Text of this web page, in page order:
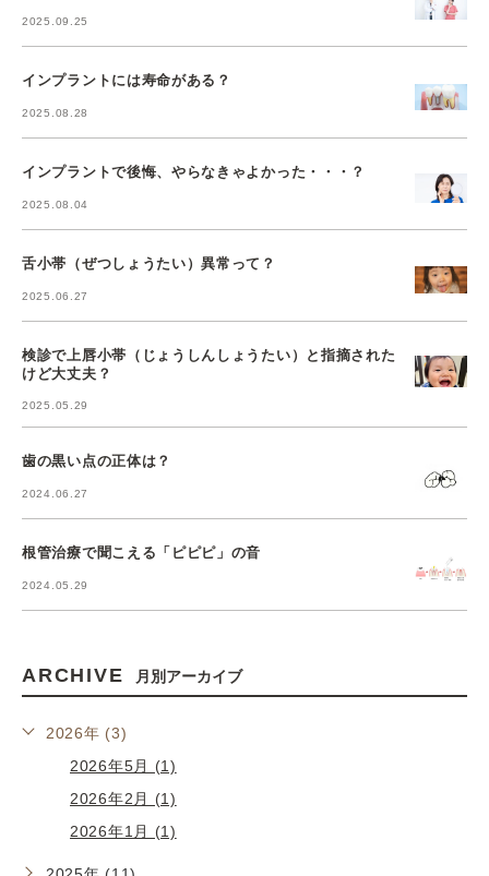
2025.09.25
インプラントには寿命がある？
2025.08.28
インプラントで後悔、やらなきゃよかった・・・？
2025.08.04
舌小帯（ぜつしょうたい）異常って？
2025.06.27
検診で上唇小帯（じょうしんしょうたい）と指摘された
けど大丈夫？
2025.05.29
歯の黒い点の正体は？
2024.06.27
根管治療で聞こえる「ピピピ」の音
2024.05.29
ARCHIVE 月別アーカイブ
2026年 (3)
2026年5月 (1)
2026年2月 (1)
2026年1月 (1)